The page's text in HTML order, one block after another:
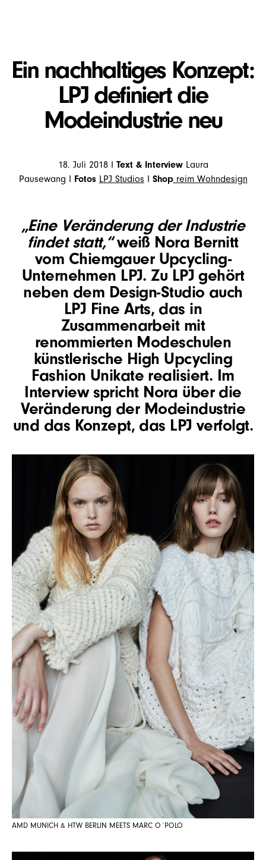
Ein nachhaltiges Konzept:
LPJ definiert die
Modeindustrie neu
18. Juli 2018 I Text & Interview Laura
Pausewang I Fotos LPJ Studios I Shopreim Wohndesign
„Eine Veränderung der Industrie
findet statt,“weiß Nora Bernitt
vom Chiemgauer Upcycling-
Unternehmen LPJ. Zu LPJ gehört
neben dem Design-Studio auch
LPJ Fine Arts, das in
Zusammenarbeit mit
renommierten Modeschulen
künstlerische High Upcycling
Fashion Unikate realisiert. Im
Interview spricht Nora über die
Veränderung der Modeindustrie
und das Konzept, das LPJ verfolgt.
AMD MUNICH & HTW BERLIN MEETS MARC O´POLO